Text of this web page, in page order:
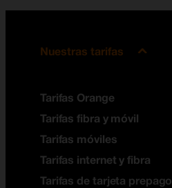
Nuestras tarifas
Tarifas Orange
Tarifas fibra y móvil
Tarifas móviles
Tarifas internet y fibra
Tarifas de tarjeta prepago